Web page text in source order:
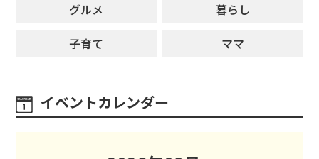
グルメ
暮らし
子育て
ママ
イベントカレンダー